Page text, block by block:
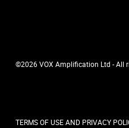
©2026 VOX Amplification Ltd - All
TERMS OF USE AND PRIVACY